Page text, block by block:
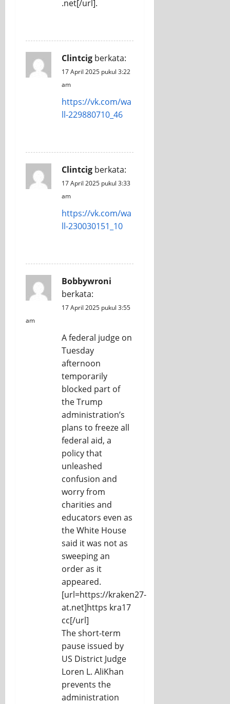
.net[/url].
Clintcig berkata:
17 April 2025 pukul 3:22
am
https://vk.com/wa
ll-229880710_46
Clintcig berkata:
17 April 2025 pukul 3:33
am
https://vk.com/wa
ll-230030151_10
Bobbywroni
berkata:
17 April 2025 pukul 3:55
am
A federal judge on
Tuesday
afternoon
temporarily
blocked part of
the Trump
administration’s
plans to freeze all
federal aid, a
policy that
unleashed
confusion and
worry from
charities and
educators even as
the White House
said it was not as
sweeping an
order as it
appeared.
[url=https://kraken27-
at.net]https kra17
cc[/url]
The short-term
pause issued by
US District Judge
Loren L. AliKhan
prevents the
administration